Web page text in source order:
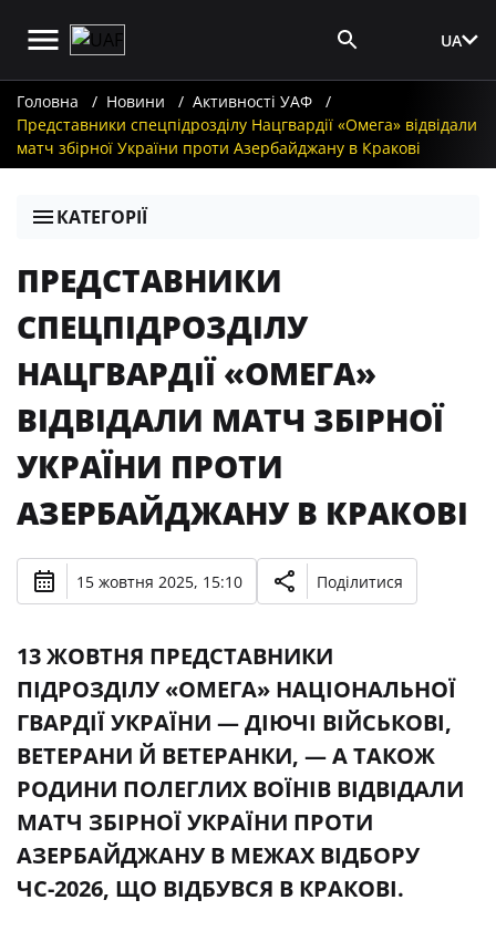
UA
Головна Новини
Активності УАФ
Представники спецпідрозділу Нацгвардії «Омега» відвідали
матч збірної України проти Азербайджану в Кракові
КАТЕГОРІЇ
ПРЕДСТАВНИКИ
СПЕЦПІДРОЗДІЛУ
НАЦГВАРДІЇ «ОМЕГА»
ВІДВІДАЛИ МАТЧ ЗБІРНОЇ
УКРАЇНИ ПРОТИ
АЗЕРБАЙДЖАНУ В КРАКОВІ
15 жовтня 2025, 15:10 Поділитися
13 ЖОВТНЯ ПРЕДСТАВНИКИ
ПІДРОЗДІЛУ «ОМЕГА» НАЦІОНАЛЬНОЇ
ГВАРДІЇ УКРАЇНИ — ДІЮЧІ ВІЙСЬКОВІ,
ВЕТЕРАНИ Й ВЕТЕРАНКИ, — А ТАКОЖ
РОДИНИ ПОЛЕГЛИХ ВОЇНІВ ВІДВІДАЛИ
МАТЧ ЗБІРНОЇ УКРАЇНИ ПРОТИ
АЗЕРБАЙДЖАНУ В МЕЖАХ ВІДБОРУ
ЧС-2026, ЩО ВІДБУВСЯ В КРАКОВІ.